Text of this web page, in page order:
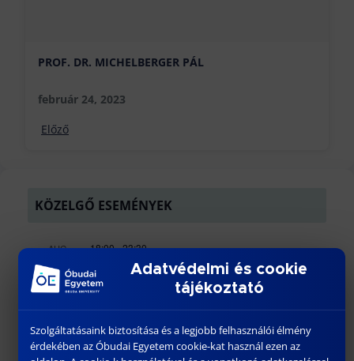
PROF. DR. MICHELBERGER PÁL
február 24, 2023
Előző
KÖZELGŐ ESEMÉNYEK
AUG
26
18:00-23:30
BÁNKI GÓLYATALI 2026
SZEPT
1
szeptember 01 szeptember 02
Welcome Fesztivál
SZEPT szeptember 03 szeptember 06
Bánki Gólyatábor – 2026
Adatvédelmi és cookie
tájékoztató
Szolgáltatásaink biztosítása és a legjobb felhasználói élmény
érdekében az Óbudai Egyetem cookie-kat használ ezen az